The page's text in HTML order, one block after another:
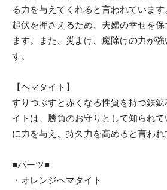
る力を与えてくれると言われていま
起伏を押さえるため、夫婦の幸せを
ます。また、災よけ、魔除けの力が
す。
【ヘマタイト】
すりつぶすと赤くなる性質を持つ鉄
イトは、勝負のお守りとして知られ
に力を与え、持久力を高めると言われ
■パーツ■
・オレンジヘマタイト